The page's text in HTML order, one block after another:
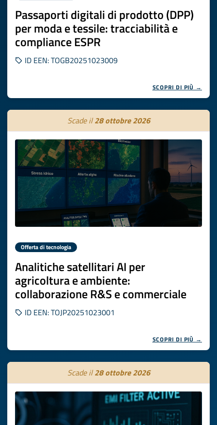
Passaporti digitali di prodotto (DPP)
per moda e tessile: tracciabilità e
compliance ESPR
ID EEN: TOGB20251023009
SCOPRI DI PIÙ →
Scade il28 ottobre 2026
Offerta di tecnologia
Analitiche satellitari AI per
agricoltura e ambiente:
collaborazione R&S e commerciale
ID EEN: TOJP20251023001
SCOPRI DI PIÙ →
Scade il28 ottobre 2026